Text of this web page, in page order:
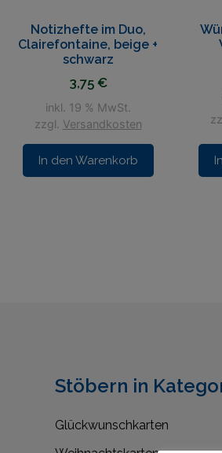
Notizhefte im Duo,
Clairefontaine, beige +
schwarz
3,75 €
inkl. 19 % MwSt.
zzgl. Versandkosten
In den Warenkorb
Stöbern in
Glückwunschkarten